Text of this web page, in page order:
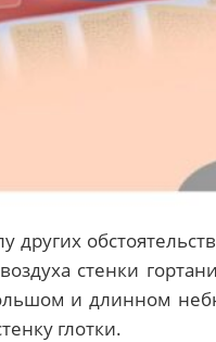
других
стенки
и длинном
глотки.